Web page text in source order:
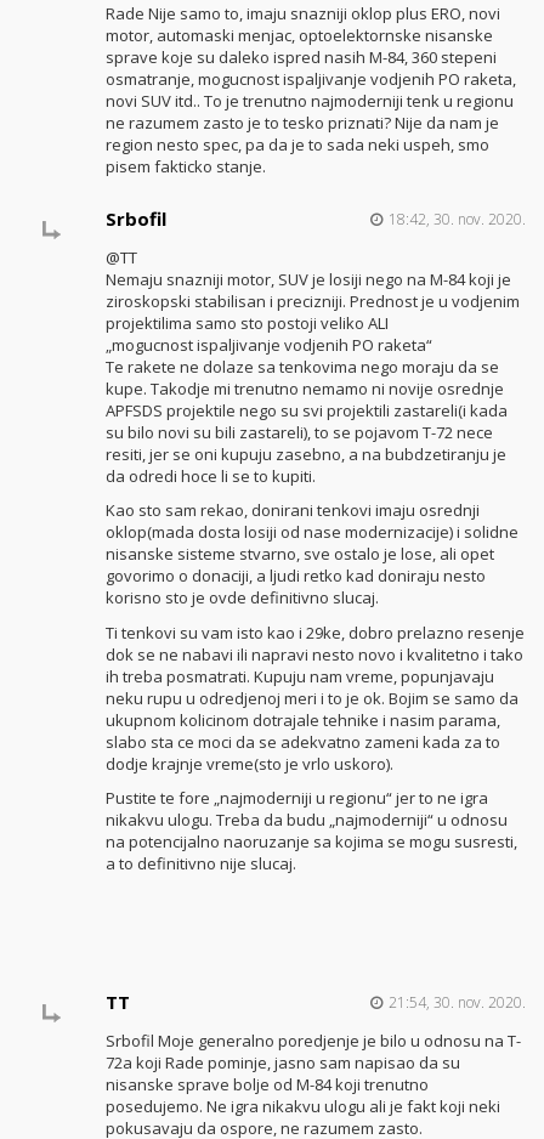
Rade Nije samo to, imaju snazniji oklop plus ERO, novi
motor, automaski menjac, optoelektornske nisanske
sprave koje su daleko ispred nasih M-84, 360 stepeni
osmatranje, mogucnost ispaljivanje vodjenih PO raketa,
novi SUV itd.. To je trenutno najmoderniji tenk u regionu
ne razumem zasto je to tesko priznati? Nije da nam je
region nesto spec, pa da je to sada neki uspeh, smo
pisem fakticko stanje.
Srbofil 18:42, 30. nov. 2020.
@TT
Nemaju snazniji motor, SUV je losiji nego na M-84 koji je
ziroskopski stabilisan i precizniji. Prednost je u vodjenim
projektilima samo sto postoji veliko ALI
„mogucnost ispaljivanje vodjenih PO raketa“
Te rakete ne dolaze sa tenkovima nego moraju da se
kupe. Takodje mi trenutno nemamo ni novije osrednje
APFSDS projektile nego su svi projektili zastareli(i kada
su bilo novi su bili zastareli), to se pojavom T-72 nece
resiti, jer se oni kupuju zasebno, a na bubdzetiranju je
da odredi hoce li se to kupiti.
Kao sto sam rekao, donirani tenkovi imaju osrednji
oklop(mada dosta losiji od nase modernizacije) i solidne
nisanske sisteme stvarno, sve ostalo je lose, ali opet
govorimo o donaciji, a ljudi retko kad doniraju nesto
korisno sto je ovde definitivno slucaj.
Ti tenkovi su vam isto kao i 29ke, dobro prelazno resenje
dok se ne nabavi ili napravi nesto novo i kvalitetno i tako
ih treba posmatrati. Kupuju nam vreme, popunjavaju
neku rupu u odredjenoj meri i to je ok. Bojim se samo da
ukupnom kolicinom dotrajale tehnike i nasim parama,
slabo sta ce moci da se adekvatno zameni kada za to
dodje krajnje vreme(sto je vrlo uskoro).
Pustite te fore „najmoderniji u regionu“ jer to ne igra
nikakvu ulogu. Treba da budu „najmoderniji“ u odnosu
na potencijalno naoruzanje sa kojima se mogu susresti,
a to definitivno nije slucaj.
TT 21:54, 30. nov. 2020.
Srbofil Moje generalno poredjenje je bilo u odnosu na T-
72a koji Rade pominje, jasno sam napisao da su
nisanske sprave bolje od M-84 koji trenutno
posedujemo. Ne igra nikakvu ulogu ali je fakt koji neki
pokusavaju da ospore, ne razumem zasto.